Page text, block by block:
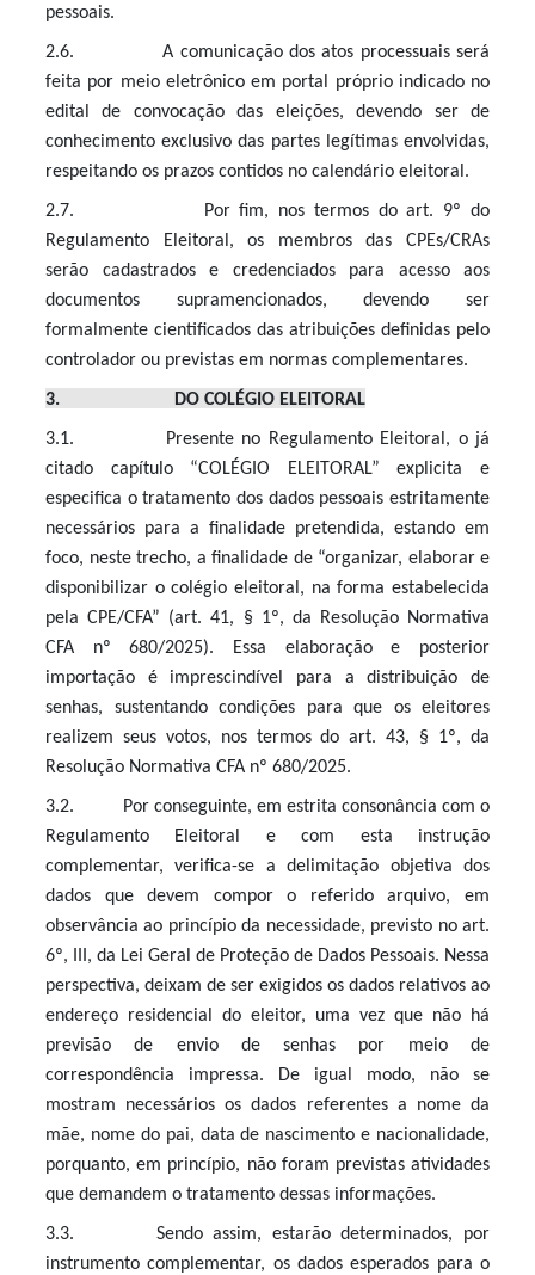
pessoais.
2.6. A comunicação dos atos processuais será
feita por meio eletrônico em portal próprio indicado no
edital de convocação das eleições, devendo ser de
conhecimento exclusivo das partes legítimas envolvidas,
respeitando os prazos contidos no calendário eleitoral.
2.7. Por fim, nos termos do art. 9º do
Regulamento Eleitoral, os membros das CPEs/CRAs
serão cadastrados e credenciados para acesso aos
documentos supramencionados, devendo ser
formalmente cientificados das atribuições definidas pelo
controlador ou previstas em normas complementares.
3. DO COLÉGIO ELEITORAL
3.1. Presente no Regulamento Eleitoral, o já
citado capítulo “COLÉGIO ELEITORAL” explicita e
especifica o tratamento dos dados pessoais estritamente
necessários para a finalidade pretendida, estando em
foco, neste trecho, a finalidade de “organizar, elaborar e
disponibilizar o colégio eleitoral, na forma estabelecida
pela CPE/CFA” (art. 41, § 1º, da Resolução Normativa
CFA nº 680/2025). Essa elaboração e posterior
importação é imprescindível para a distribuição de
senhas, sustentando condições para que os eleitores
realizem seus votos, nos termos do art. 43, § 1º, da
Resolução Normativa CFA nº 680/2025.
3.2. Por conseguinte, em estrita consonância com o
Regulamento Eleitoral e com esta instrução
complementar, verifica-se a delimitação objetiva dos
dados que devem compor o referido arquivo, em
observância ao princípio da necessidade, previsto no art.
6º, III, da Lei Geral de Proteção de Dados Pessoais. Nessa
perspectiva, deixam de ser exigidos os dados relativos ao
endereço residencial do eleitor, uma vez que não há
previsão de envio de senhas por meio de
correspondência impressa. De igual modo, não se
mostram necessários os dados referentes a nome da
mãe, nome do pai, data de nascimento e nacionalidade,
porquanto, em princípio, não foram previstas atividades
que demandem o tratamento dessas informações.
3.3. Sendo assim, estarão determinados, por
instrumento complementar, os dados esperados para o